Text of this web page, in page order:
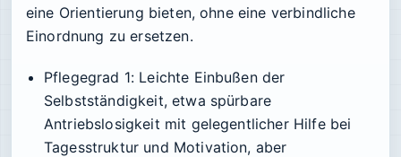
eine Orientierung bieten, ohne eine verbindliche
Einordnung zu ersetzen.
Pflegegrad 1: Leichte Einbußen der
Selbstständigkeit, etwa spürbare
Antriebslosigkeit mit gelegentlicher Hilfe bei
Tagesstruktur und Motivation, aber